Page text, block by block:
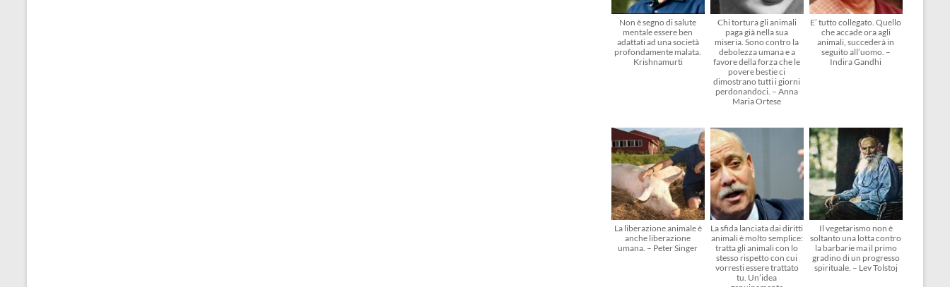
Non è segno di salute
mentale essere ben
adattati ad una società
profondamente malata.
Krishnamurti
Chi tortura gli animali
paga già nella sua
miseria. Sono contro la
debolezza umana e a
favore della forza che le
povere bestie ci
dimostrano tutti i giorni
perdonandoci. – Anna
Maria Ortese
E’ tutto collegato. Quello
che accade ora agli
animali, succederà in
seguito all’uomo. –
Indira Gandhi
La liberazione animale è
anche liberazione
umana. – Peter Singer
La sfida lanciata dai diritti
animali è molto semplice:
tratta gli animali con lo
stesso rispetto con cui
vorresti essere trattato
tu. Un’idea
Il vegetarismo non è
soltanto una lotta contro
la barbarie ma il primo
gradino di un progresso
spirituale. – Lev Tolstoj